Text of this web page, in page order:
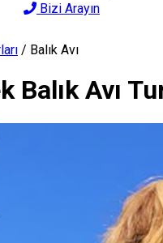
Bizi Arayın
/ Balık Avı
Balık Avı